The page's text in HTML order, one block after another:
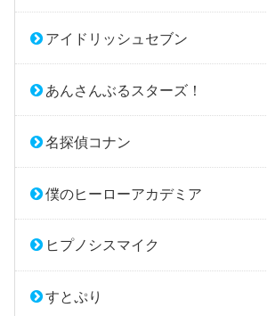
アイドリッシュセブン
あんさんぶるスターズ！
名探偵コナン
僕のヒーローアカデミア
ヒプノシスマイク
すとぷり